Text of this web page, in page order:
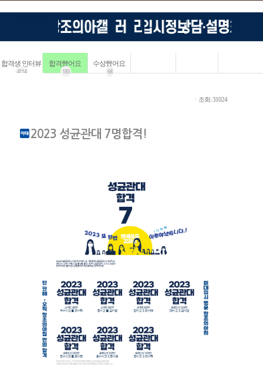
합격생 인터뷰
4114
합격했어요
183
수상했어요
68
ㆍ조회: 31024
2023 성균관대 7명합격!